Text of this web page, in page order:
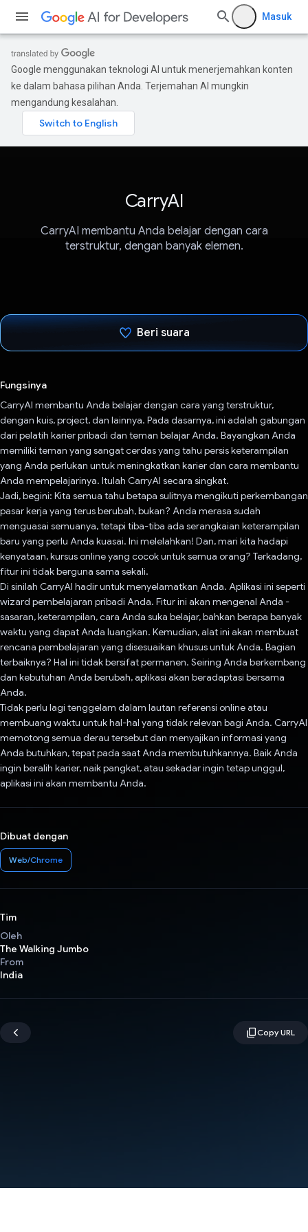
Masuk
Google menggunakan teknologi AI untuk menerjemahkan konten
ke dalam bahasa pilihan Anda. Terjemahan AI mungkin
mengandung kesalahan.
CarryAI
CarryAI membantu Anda belajar dengan cara
terstruktur, dengan banyak elemen.
Beri suara
Fungsinya
CarryAI membantu Anda belajar dengan cara yang terstruktur,
dengan kuis, project, dan lainnya. Pada dasarnya, ini adalah gabungan
dari pelatih karier pribadi dan teman belajar Anda. Bayangkan Anda
memiliki teman yang sangat cerdas yang tahu persis keterampilan
yang Anda perlukan untuk meningkatkan karier dan cara membantu
Anda mempelajarinya. Itulah CarryAI secara singkat.
Jadi, begini: Kita semua tahu betapa sulitnya mengikuti perkembangan
pasar kerja yang terus berubah, bukan? Anda merasa sudah
menguasai semuanya, tetapi tiba-tiba ada serangkaian keterampilan
baru yang perlu Anda kuasai. Ini melelahkan! Dan, mari kita hadapi
kenyataan, kursus online yang cocok untuk semua orang? Terkadang,
fitur ini tidak berguna sama sekali.
Di sinilah CarryAI hadir untuk menyelamatkan Anda. Aplikasi ini seperti
wizard pembelajaran pribadi Anda. Fitur ini akan mengenal Anda -
sasaran, keterampilan, cara Anda suka belajar, bahkan berapa banyak
waktu yang dapat Anda luangkan. Kemudian, alat ini akan membuat
rencana pembelajaran yang disesuaikan khusus untuk Anda. Bagian
terbaiknya? Hal ini tidak bersifat permanen. Seiring Anda berkembang
dan kebutuhan Anda berubah, aplikasi akan beradaptasi bersama
Anda.
Tidak perlu lagi tenggelam dalam lautan referensi online atau
membuang waktu untuk hal-hal yang tidak relevan bagi Anda. CarryAI
memotong semua derau tersebut dan menyajikan informasi yang
Anda butuhkan, tepat pada saat Anda membutuhkannya. Baik Anda
ingin beralih karier, naik pangkat, atau sekadar ingin tetap unggul,
aplikasi ini akan membantu Anda.
Dibuat dengan
Web/Chrome
Tim
Oleh
The Walking Jumbo
From
India